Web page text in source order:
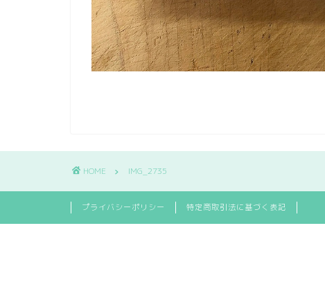
HOME IMG_2735
プライバシーポリシー 特定商取引法に基づく表記